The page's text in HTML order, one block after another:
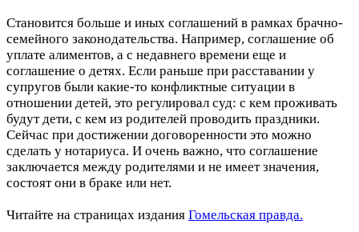
Становится больше и иных соглашений в рамках брачно-
семейного законодательства. Например, соглашение об
уплате алиментов, а с недавнего времени еще и
соглашение о детях. Если раньше при расставании у
супругов были какие-то конфликтные ситуации в
отношении детей, это регулировал суд: с кем проживать
будут дети, с кем из родителей проводить праздники.
Сейчас при достижении договоренности это можно
сделать у нотариуса. И очень важно, что соглашение
заключается между родителями и не имеет значения,
состоят они в браке или нет.
Читайте на страницах издания Гомельская правда.